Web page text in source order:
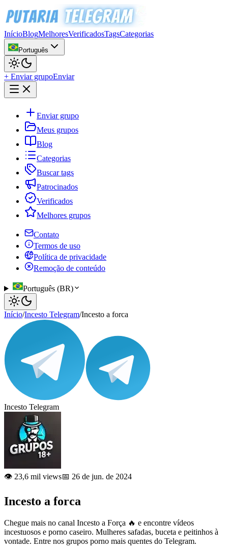
InícioBlogMelhoresVerificadosTagsCategorias
Português
+ Enviar grupoEnviar
Enviar grupo
Meus grupos
Blog
Categorias
Buscar tags
Patrocinados
Verificados
Melhores grupos
Contato
Termos de uso
Política de privacidade
Remoção de conteúdo
Português (BR)
Início/Incesto Telegram/Incesto a forca
Incesto Telegram
👁️ 23,6 mil views📅 26 de jun. de 2024
Incesto a forca
Chegue mais no canal Incesto a Força 🔥 e encontre vídeos
incestuosos e porno caseiro. Mulheres safadas, buceta e peitinhos à
vontade. Entre nos grupos porno mais quentes do Telegram.